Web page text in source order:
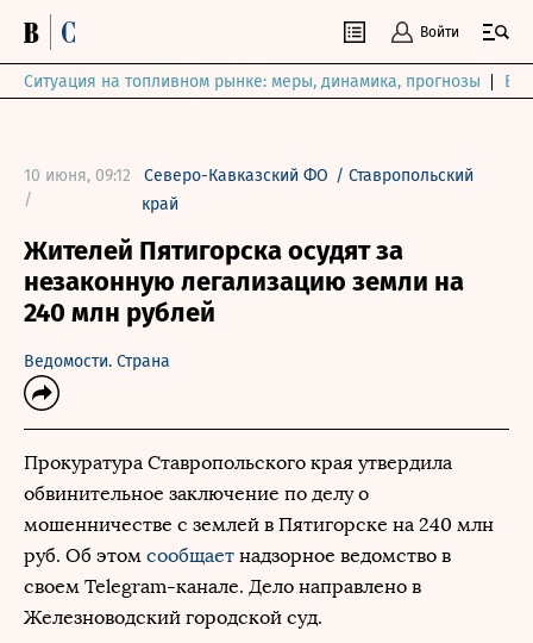
Войти
Ситуация на топливном рынке: меры, динамика, прогнозы
10 июня, 09:12
/
Северо-Кавказский ФО /Ставропольский
край
Жителей Пятигорска осудят за
незаконную легализацию земли на
240 млн рублей
Ведомости. Страна
Прокуратура Ставропольского края утвердила
обвинительное заключение по делу о
мошенничестве с землей в Пятигорске на 240 млн
руб. Об этом сообщает надзорное ведомство в
своем Telegram-канале. Дело направлено в
Железноводский городской суд.